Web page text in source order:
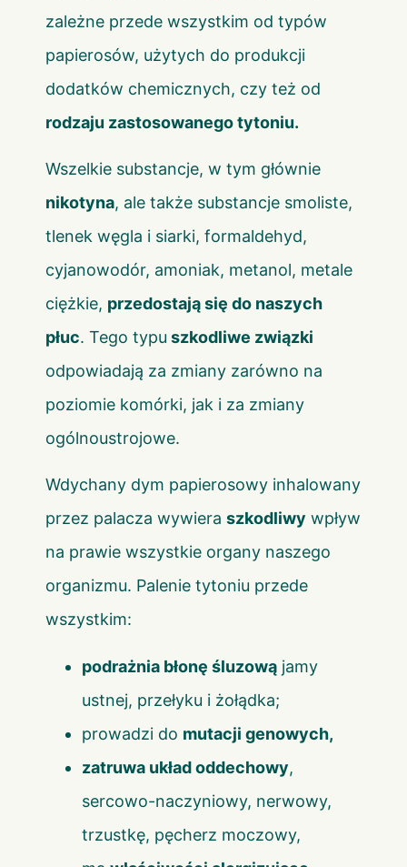
zależne przede wszystkim od typów
papierosów, użytych do produkcji
dodatków chemicznych, czy też od
rodzaju zastosowanego tytoniu.
Wszelkie substancje, w tym głównie
nikotyna, ale także substancje smoliste,
tlenek węgla i siarki, formaldehyd,
cyjanowodór, amoniak, metanol, metale
ciężkie, przedostają się do naszych
płuc. Tego typu szkodliwe związki
odpowiadają za zmiany zarówno na
poziomie komórki, jak i za zmiany
ogólnoustrojowe.
Wdychany dym papierosowy inhalowany
przez palacza wywiera szkodliwy wpływ
na prawie wszystkie organy naszego
organizmu. Palenie tytoniu przede
wszystkim:
podrażnia błonę śluzową jamy
ustnej, przełyku i żołądka;
prowadzi do mutacji genowych,
zatruwa układ oddechowy,
sercowo-naczyniowy, nerwowy,
trzustkę, pęcherz moczowy,